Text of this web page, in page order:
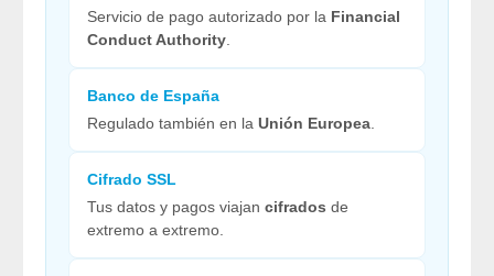
Servicio de pago autorizado por la Financial
Conduct Authority.
Banco de España
Regulado también en la Unión Europea.
Cifrado SSL
Tus datos y pagos viajan cifrados de
extremo a extremo.